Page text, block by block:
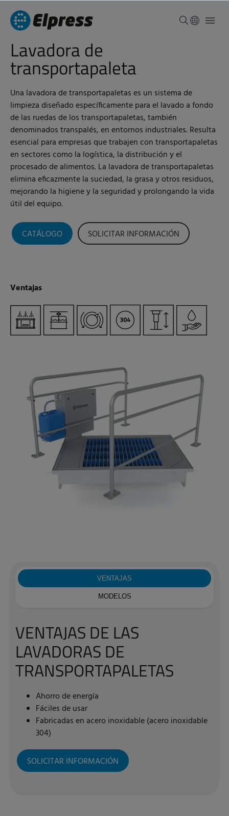
Lavadora de
transportapaleta
Una lavadora de transportapaletas es un sistema de
limpieza diseñado específicamente para el lavado a fondo
de las ruedas de los transportapaletas, también
denominados transpalés, en entornos industriales. Resulta
esencial para empresas que trabajen con transportapaletas
en sectores como la logística, la distribución y el
procesado de alimentos. La lavadora de transportapaletas
elimina eficazmente la suciedad, la grasa y otros residuos,
mejorando la higiene y la seguridad y prolongando la vida
útil del equipo.
CATÁLOGO SOLICITAR INFORMACIÓN
Ventajas
VENTAJAS
MODELOS
VENTAJAS DE LAS
LAVADORAS DE
TRANSPORTAPALETAS
Ahorro de energía
Fáciles de usar
Fabricadas en acero inoxidable (acero inoxidable
304)
SOLICITAR INFORMACIÓN